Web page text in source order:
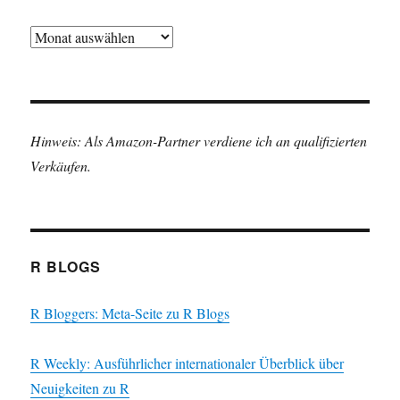
Archiv
Hinweis: Als Amazon-Partner verdiene ich an qualifizierten
Verkäufen.
R BLOGS
R Bloggers: Meta-Seite zu R Blogs
R Weekly: Ausführlicher internationaler Überblick über
Neuigkeiten zu R